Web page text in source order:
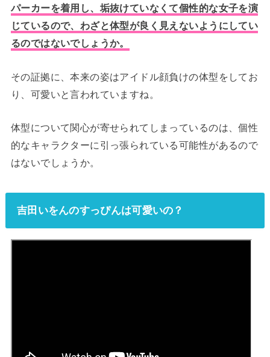
パーカーを着用し、垢抜けていなくて個性的な女子を演
じているので、わざと体型が良く見えないようにしてい
るのではないでしょうか。
その証拠に、本来の姿はアイドル顔負けの体型をしてお
り、可愛いと言われていますね。
体型について関心が寄せられてしまっているのは、個性
的なキャラクターに引っ張られている可能性があるので
はないでしょうか。
吉田いをんのすっぴんは可愛いの？